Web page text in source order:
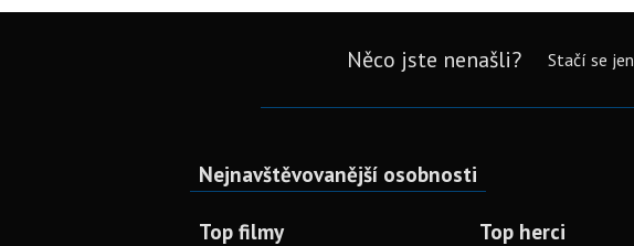
Něco jste nenašli? Stačí se jen
Nejnavštěvovanější osobnosti
Top filmy Top herci